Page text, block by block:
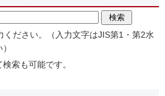
ください。（入力文字はJIS第1・第2水
索も可能です。